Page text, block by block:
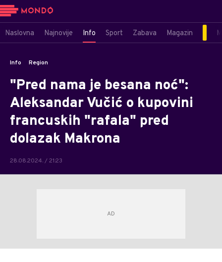
Naslovna Najnovije Info Sport Zabava Magazin
Info Region
"Pred nama je besana noć":
Aleksandar Vučić o kupovini
francuskih "rafala" pred
dolazak Makrona
28.08.2024. / 21:23